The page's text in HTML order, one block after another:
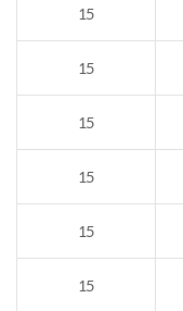
15
15
15
15
15
15